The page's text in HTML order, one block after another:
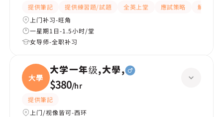
提供筆記 提供練習題/試題 全英上堂 應試策略
解題思路
上门补习-旺角
一星期1日-1.5小时/堂
女导师-全职补习
大學
大学一年级,大學,
$380/hr
提供筆記
上门/视像皆可-西环